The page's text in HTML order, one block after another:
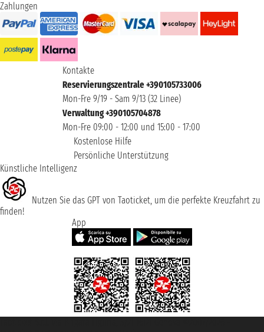
Zahlungen
Kontakte
Reservierungszentrale +390105733006
Mon-Fre 9/19 - Sam 9/13 (32 Linee)
Verwaltung +390105704878
Mon-Fre 09:00 - 12:00 und 15:00 - 17:00
Kostenlose Hilfe
Persönliche Unterstützung
Künstliche Intelligenz
Nutzen Sie das GPT von Taoticket, um die perfekte Kreuzfahrt zu
finden!
App